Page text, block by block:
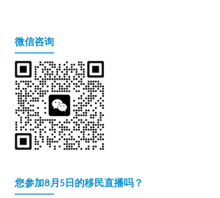
微信咨询
您参加8月5日的移民直播吗？